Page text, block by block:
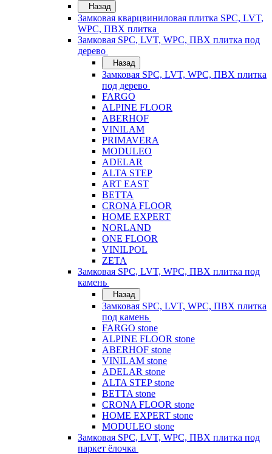
Назад
Замковая кварцвиниловая плитка SPC, LVT,
WPC, ПВХ плитка
Замковая SPC, LVT, WPC, ПВХ плитка под
дерево
Назад
Замковая SPC, LVT, WPC, ПВХ плитка
под дерево
FARGO
ALPINE FLOOR
ABERHOF
VINILAM
PRIMAVERA
MODULEO
ADELAR
ALTA STEP
ART EAST
BETTA
CRONA FLOOR
HOME EXPERT
NORLAND
ONE FLOOR
VINILPOL
ZETA
Замковая SPC, LVT, WPC, ПВХ плитка под
камень
Назад
Замковая SPC, LVT, WPC, ПВХ плитка
под камень
FARGO stone
ALPINE FLOOR stone
ABERHOF stone
VINILAM stone
ADELAR stone
ALTA STEP stone
BETTA stone
CRONA FLOOR stone
HOME EXPERT stone
MODULEO stone
Замковая SPC, LVT, WPC, ПВХ плитка под
паркет ёлочка